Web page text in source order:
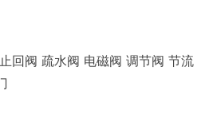
回阀 疏水阀 电磁阀 调节阀 节流